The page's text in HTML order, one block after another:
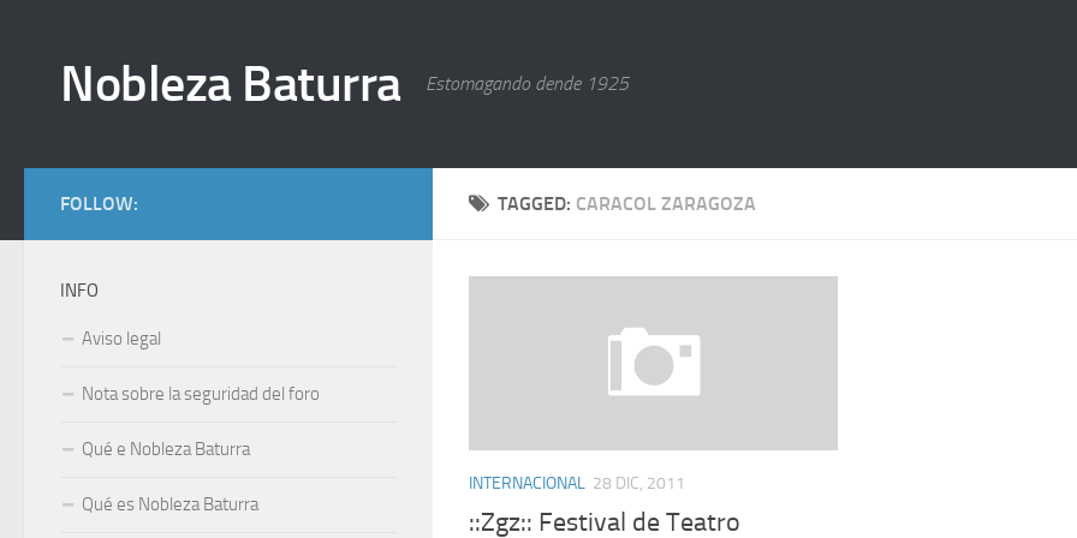
Nobleza Baturra Estomagando dende 1925
TAGGED: CARACOL ZARAGOZA
INTERNACIONAL 28 DIC, 2011
::Zgz:: Festival de Teatro
FOLLOW:
INFO
Aviso legal
Nota sobre la seguridad del foro
Qué e Nobleza Baturra
Qué es Nobleza Baturra